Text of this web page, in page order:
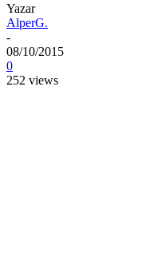
Yazar
AlperG.
-
08/10/2015
0
252 views